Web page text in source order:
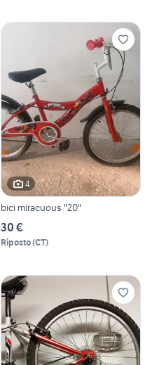
4
bici miracuous "20"
30 €
Riposto(CT)